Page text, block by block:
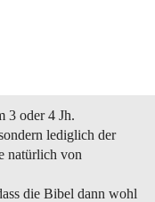
3 oder 4 Jh.
lediglich der
natürlich von
die Bibel dann wohl